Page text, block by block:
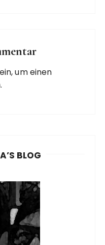
um einen
BLOG